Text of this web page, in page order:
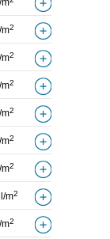
2
2
2
2
2
2
m2
2